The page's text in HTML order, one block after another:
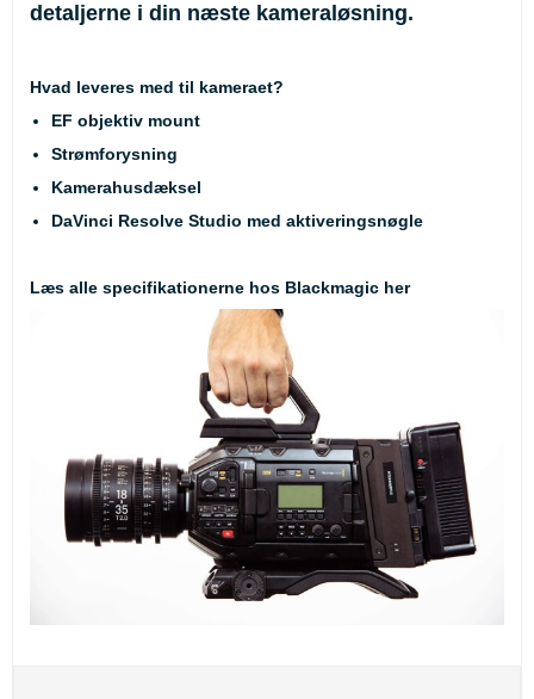
detaljerne i din næste kameraløsning.
Hvad leveres med til kameraet?
EF objektiv mount
Strømforysning
Kamerahusdæksel
DaVinci Resolve Studio med aktiveringsnøgle
Læs alle specifikationerne hos Blackmagic her